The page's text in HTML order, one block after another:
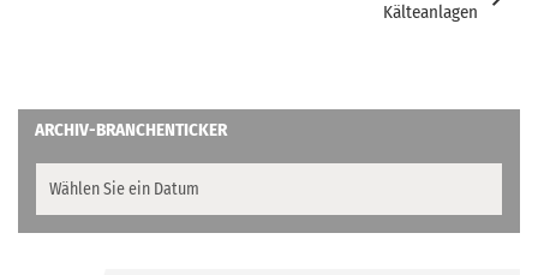
Kälteanlagen
ARCHIV-BRANCHENTICKER